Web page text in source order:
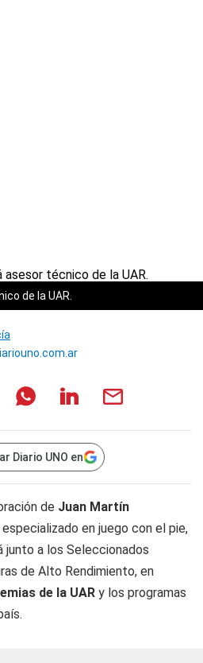
de la UAR.
Diario UNO en
de Juan Martín
en juego con el pie,
junto a los Seleccionados
de Alto Rendimiento, en
de la UAR y los programas